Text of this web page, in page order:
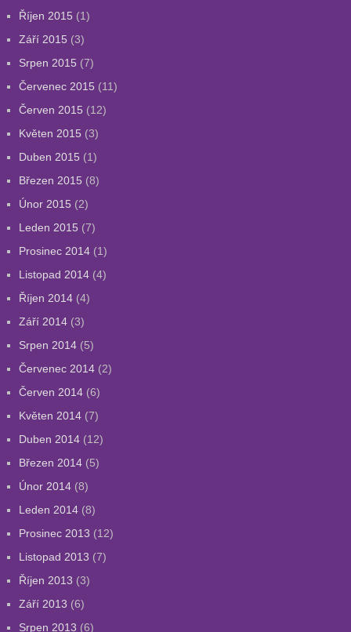
Říjen 2015 (1)
Září 2015 (3)
Srpen 2015 (7)
Červenec 2015 (11)
Červen 2015 (12)
Květen 2015 (3)
Duben 2015 (1)
Březen 2015 (8)
Únor 2015 (2)
Leden 2015 (7)
Prosinec 2014(1)
Listopad 2014(4)
Říjen 2014(4)
Září 2014(3)
Srpen 2014(5)
Červenec 2014(2)
Červen 2014(6)
Květen 2014(7)
Duben 2014(12)
Březen 2014(5)
Únor 2014(8)
Leden 2014(8)
Prosinec 2013 (12)
Listopad 2013 (7)
Říjen 2013 (3)
Září 2013 (6)
Srpen 2013 (6)